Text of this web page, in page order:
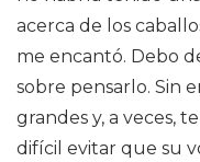
acerca de los
me encantó. Debo
sobre pensarlo. Sin
grandes y, a veces,
difícil evitar que su